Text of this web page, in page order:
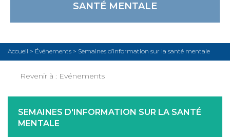
SANTÉ MENTALE
Accueil > Événements > Semaines d’information sur la santé mentale
Revenir à : Evénements
SEMAINES D'INFORMATION SUR LA SANTÉ
MENTALE